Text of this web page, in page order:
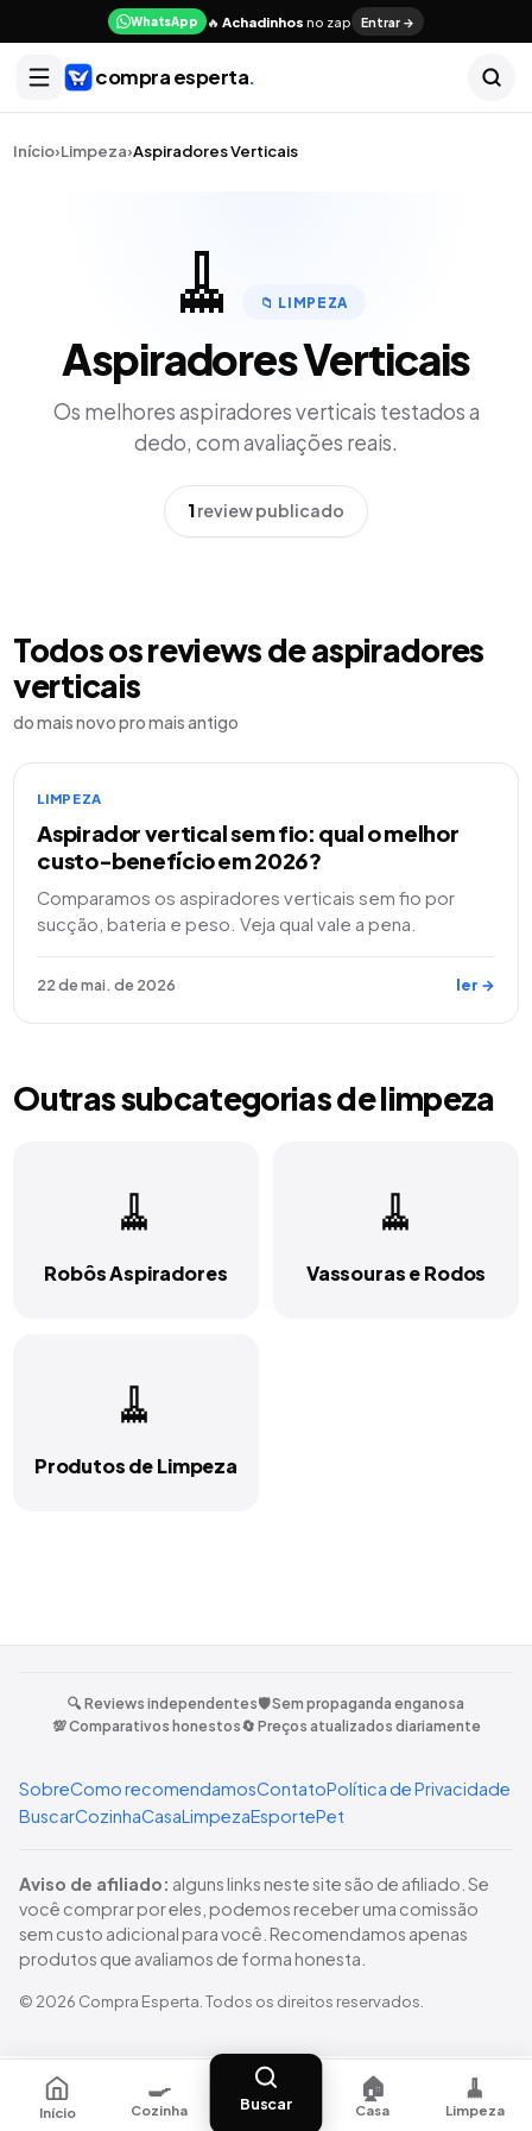
WhatsApp 🔥Achadinhos no zap Entrar →
compra esperta.
Início›Limpeza›Aspiradores Verticais
🧹 📁 LIMPEZA
Aspiradores Verticais
Os melhoresaspiradores verticais testados a
dedo, com avaliações reais.
1review publicado
Todos os reviews deaspiradores
verticais
do mais novo pro mais antigo
LIMPEZA
Aspirador vertical sem fio: qual o melhor
custo-benefício em 2026?
Comparamos os aspiradores verticais sem fio por
sucção, bateria e peso. Veja qual vale a pena.
22 de mai. de 2026 ler →
Outras subcategorias delimpeza
🧹
Robôs Aspiradores
🧹
Vassouras e Rodos
🧹
Produtos de Limpeza
🔍 Reviews independentes🛡️ Sem propaganda enganosa
💯 Comparativos honestos🔄 Preços atualizados diariamente
SobreComo recomendamosContatoPolítica de Privacidade
BuscarCozinhaCasaLimpezaEsportePet
Aviso de afiliado: alguns links neste site são de afiliado. Se
você comprar por eles, podemos receber uma comissão
sem custo adicional para você. Recomendamos apenas
produtos que avaliamos de forma honesta.
© 2026 Compra Esperta . Todos os direitos reservados.
Início
🍳
Cozinha Buscar
🏠
Casa
🧹
Limpeza